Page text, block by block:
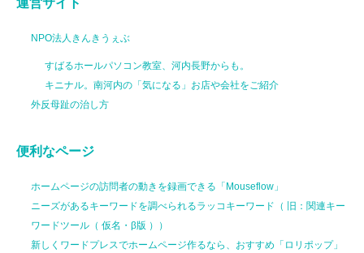
運営サイト
NPO法人きんきうぇぶ
すばるホールパソコン教室、河内長野からも。
キニナル。南河内の「気になる」お店や会社をご紹介
外反母趾の治し方
便利なページ
ホームページの訪問者の動きを録画できる「Mouseflow」
ニーズがあるキーワードを調べられるラッコキーワード（ 旧：関連キー
ワードツール（ 仮名・β版 ））
新しくワードプレスでホームページ作るなら、おすすめ「ロリポップ」